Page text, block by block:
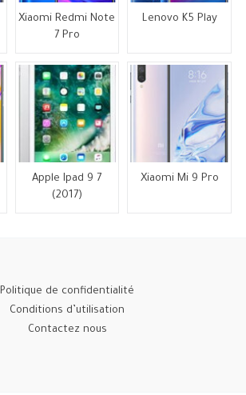
Xiaomi Redmi Note
7 Pro
Lenovo K5 Play
Apple Ipad 9 7
(2017)
Xiaomi Mi 9 Pro
Politique de confidentialité
Conditions d’utilisation
Contactez nous